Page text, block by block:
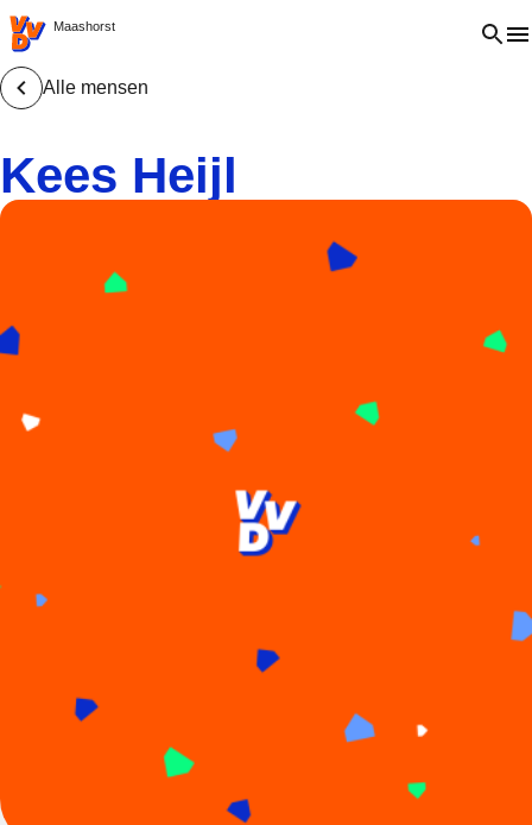
VVD.nl - Ga naar de homepage
Maashorst Open
Alle mensen
Kees Heijl